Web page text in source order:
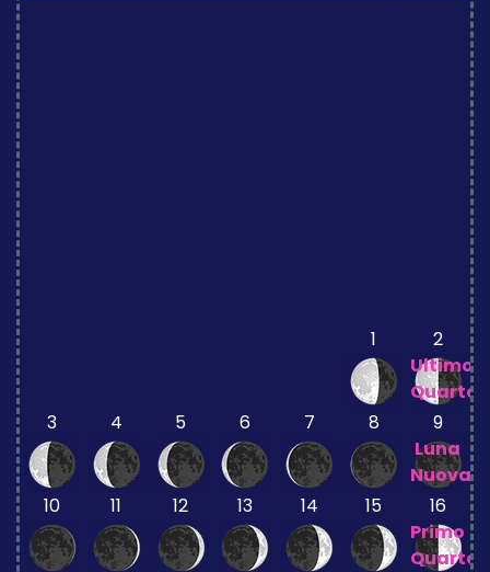
1
2
Ultimo
Quarto
3
4 5 6 7 8
9
Luna
Nuova
10
11 12 13 14 15
16
Primo
Quarto